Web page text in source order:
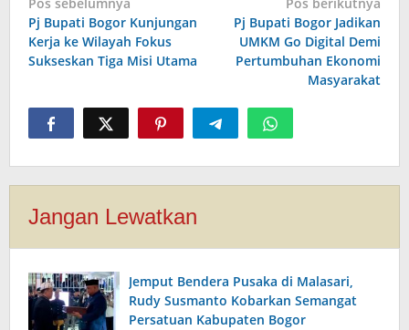
Navigasi
pos
Pj Bupati Bogor Kunjungan
Kerja ke Wilayah Fokus
Sukseskan Tiga Misi Utama
Pj Bupati Bogor Jadikan
UMKM Go Digital Demi
Pertumbuhan Ekonomi
Masyarakat
Jangan Lewatkan
Jemput Bendera Pusaka di Malasari,
Rudy Susmanto Kobarkan Semangat
Persatuan Kabupaten Bogor